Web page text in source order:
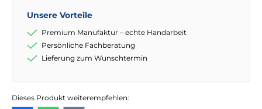
Unsere Vorteile
Premium Manufaktur – echte Handarbeit
Persönliche Fachberatung
Lieferung zum Wunschtermin
Dieses Produkt weiterempfehlen: